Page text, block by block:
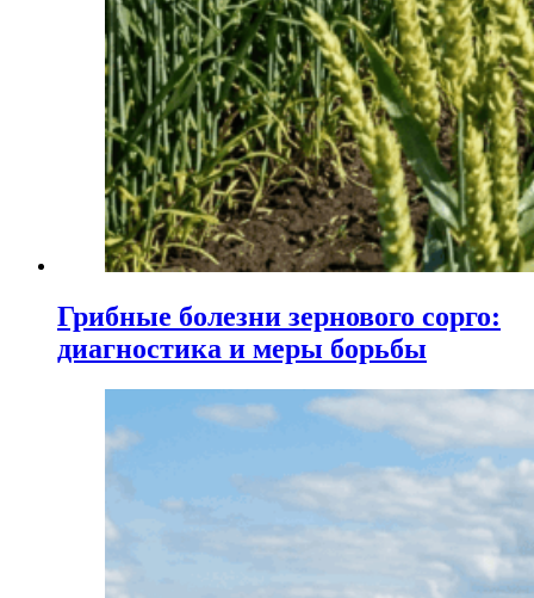
Грибные болезни зернового сорго:
диагностика и меры борьбы